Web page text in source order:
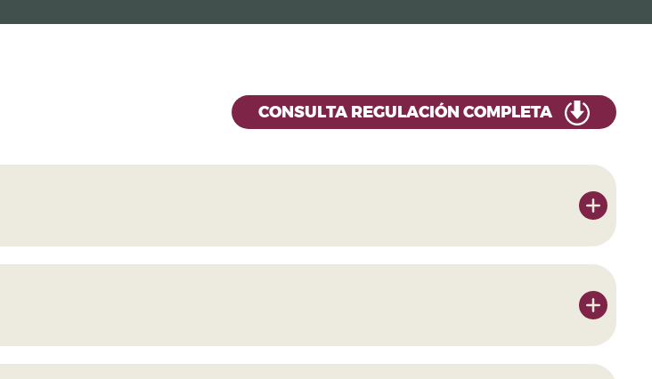
CONSULTA REGULACIÓN COMPLETA